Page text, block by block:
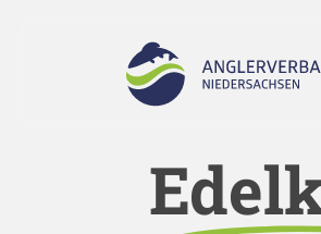
Hit enter to search or ESC to close